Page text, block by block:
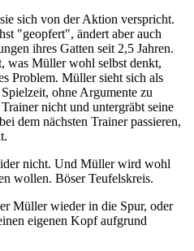
sich von der Aktion verspricht.
"geopfert", ändert aber auch
ihres Gatten seit 2,5 Jahren.
was Müller wohl selbst denkt,
Problem. Müller sieht sich als
ohne Argumente zu
nicht und untergräbt seine
dem nächsten Trainer passieren,
nicht. Und Müller wird wohl
wollen. Böser Teufelskreis.
Müller wieder in die Spur, oder
eigenen Kopf aufgrund